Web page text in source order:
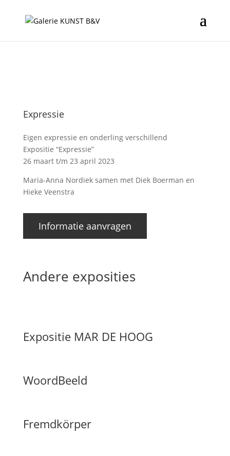
Expressie
Eigen expressie en onderling verschillend
Expositie “Expressie”
26 maart t/m 23 april 2023
Maria-Anna Nordiek samen met Diek Boerman en
Hieke Veenstra
Informatie aanvragen
Andere exposities
Expositie MAR DE HOOG
WoordBeeld
Fremdkörper